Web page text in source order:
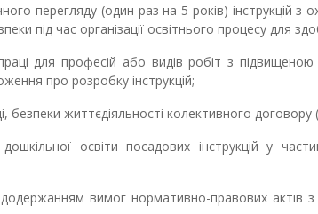
перегляду (один раз на 5 років) інструкцій з
під час організації освітнього процесу для
для професій або видів робіт з підвищеною
про розробку інструкцій;
безпеки життєдіяльності колективного договору
освіти посадових інструкцій у
вимог нормативно-правових актів